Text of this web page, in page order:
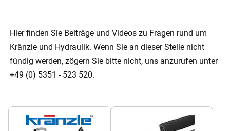
Hier finden Sie Beiträge und Videos zu Fragen rund um
Kränzle und Hydraulik. Wenn Sie an dieser Stelle nicht
fündig werden, zögern Sie bitte nicht, uns anzurufen unter
+49 (0) 5351 - 523 520.